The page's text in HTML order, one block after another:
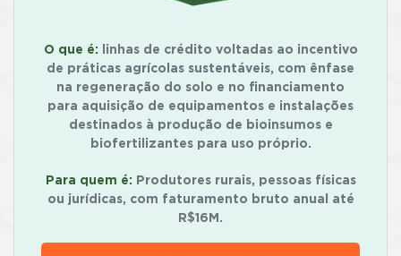
O que é: linhas de crédito voltadas ao incentivo
de práticas agrícolas sustentáveis, com ênfase
na regeneração do solo e no financiamento
para aquisição de equipamentos e instalações
destinados à produção de bioinsumos e
biofertilizantes para uso próprio.
Para quem é: Produtores rurais, pessoas físicas
ou jurídicas, com faturamento bruto anual até
R$16M.